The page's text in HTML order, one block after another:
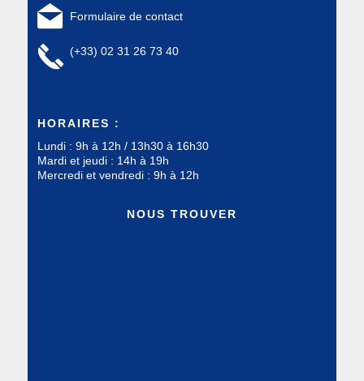
Formulaire de contact
(+33) 02 31 26 73 40
HORAIRES :
Lundi : 9h à 12h / 13h30 à 16h30
Mardi et jeudi : 14h à 19h
Mercredi et vendredi : 9h à 12h
NOUS TROUVER